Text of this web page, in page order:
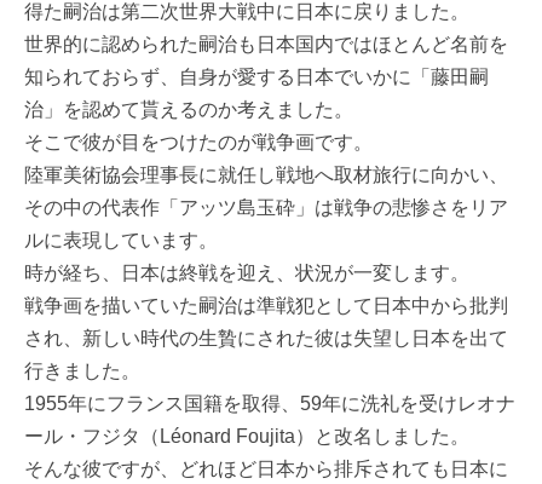
得た嗣治は第二次世界大戦中に日本に戻りました。
世界的に認められた嗣治も日本国内ではほとんど名前を
知られておらず、自身が愛する日本でいかに「藤田嗣
治」を認めて貰えるのか考えました。
そこで彼が目をつけたのが戦争画です。
陸軍美術協会理事長に就任し戦地へ取材旅行に向かい、
その中の代表作「アッツ島玉砕」は戦争の悲惨さをリア
ルに表現しています。
時が経ち、日本は終戦を迎え、状況が一変します。
戦争画を描いていた嗣治は準戦犯として日本中から批判
され、新しい時代の生贄にされた彼は失望し日本を出て
行きました。
1955年にフランス国籍を取得、59年に洗礼を受けレオナ
ール・フジタ（Léonard Foujita）と改名しました。
そんな彼ですが、どれほど日本から排斥されても日本に